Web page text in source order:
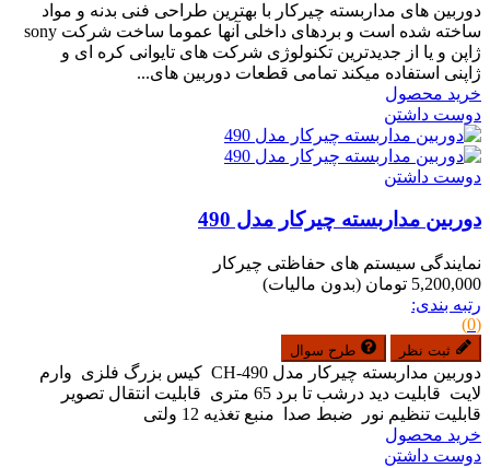
دوربین های مداربسته چیرکار با بهترین طراحی فنی بدنه و مواد
ساخته شده است و بردهای داخلی آنها عموما ساخت شرکت sony
ژاپن و یا از جدیدترین تکنولوژی شرکت های تایوانی کره ای و
ژاپنی استفاده میکند تمامی قطعات دوربین های...
خرید محصول
دوست داشتن
دوست داشتن
دوربین مداربسته چیرکار مدل 490
نمایندگی سیستم های حفاظتی چیرکار
5,200,000 تومان
(بدون مالیات)
رتبه بندی:
(0)
ثبت نظر طرح سوال
دوربین مداربسته چیرکار مدل CH-490 کیس بزرگ فلزی وارم
لایت قابلیت دید درشب تا برد 65 متری قابلیت انتقال تصویر
قابلیت تنظیم نور ضبط صدا منبع تغذیه 12 ولتی
خرید محصول
دوست داشتن